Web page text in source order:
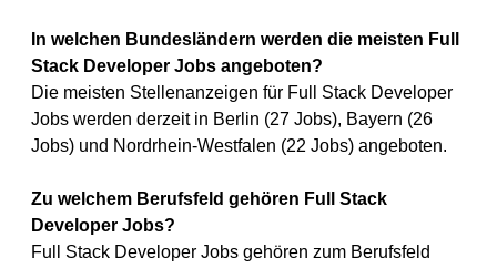
In welchen Bundesländern werden die meisten Full
Stack Developer Jobs angeboten?
Die meisten Stellenanzeigen für Full Stack Developer
Jobs werden derzeit in Berlin (27 Jobs), Bayern (26
Jobs) und Nordrhein-Westfalen (22 Jobs) angeboten.
Zu welchem Berufsfeld gehören Full Stack
Developer Jobs?
Full Stack Developer Jobs gehören zum Berufsfeld